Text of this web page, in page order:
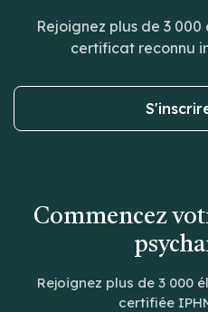
Rejoignez plus de 3
certificat reconnu
Commencez
Rejoignez plus de 3 000
certifiée